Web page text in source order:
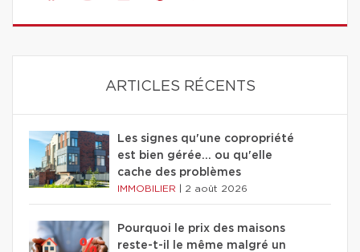
ARTICLES RÉCENTS
Les signes qu'une copropriété
est bien gérée… ou qu'elle
cache des problèmes
IMMOBILIER 2 août 2026
Pourquoi le prix des maisons
reste-t-il le même malgré un